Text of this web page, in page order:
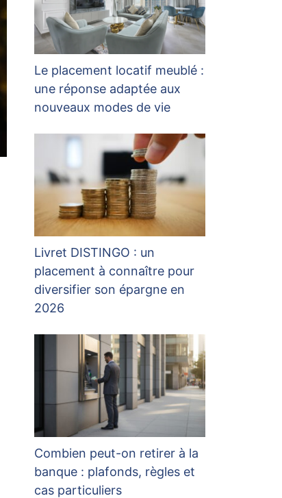
Le placement locatif meublé :
une réponse adaptée aux
nouveaux modes de vie
Livret DISTINGO : un
placement à connaître pour
diversifier son épargne en
2026
Combien peut-on retirer à la
banque : plafonds, règles et
cas particuliers